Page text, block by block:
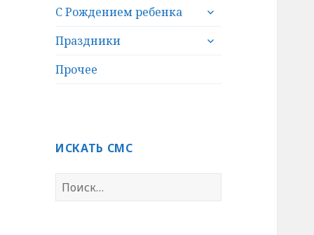
меню
С Рождением ребенка
раскрыть
меню
Праздники
раскрыть
Прочее
ИСКАТЬ СМС
Н
а